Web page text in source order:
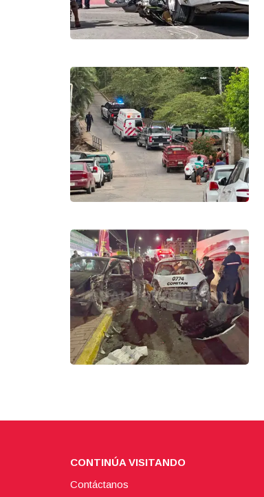
CONTINÚA VISITANDO
Contáctanos